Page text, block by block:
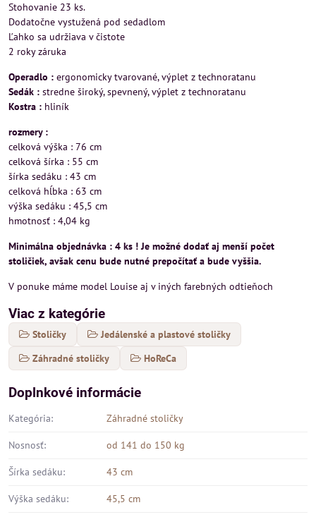
Stohovanie 23 ks.
Dodatočne vystužená pod sedadlom
Ľahko sa udržiava v čistote
2 roky záruka
Operadlo : ergonomicky tvarované, výplet z technoratanu
Sedák : stredne široký, spevnený, výplet z technoratanu
Kostra : hliník
rozmery :
celková výška : 76 cm
celková šírka : 55 cm
šírka sedáku : 43 cm
celková hĺbka : 63 cm
výška sedáku : 45,5 cm
hmotnosť : 4,04 kg
Minimálna objednávka : 4 ks ! Je možné dodať aj menší počet
stoličiek, avšak cenu bude nutné prepočítať a bude vyššia.
V ponuke máme model Louise aj v iných farebných odtieňoch
Viac z kategórie
Stoličky
Jedálenské a plastové stoličky
Záhradné stoličky
HoReCa
Doplnkové informácie
Kategória: Záhradné stoličky
Nosnosť: od 141 do 150 kg
Šírka sedáku: 43 cm
Výška sedáku: 45,5 cm